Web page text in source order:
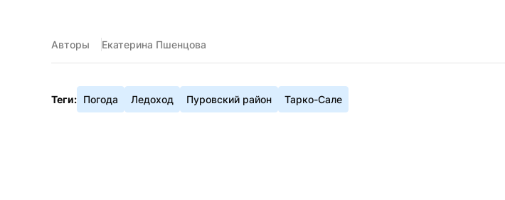
Авторы Екатерина Пшенцова
Теги: Погода Ледоход Пуровский район Тарко-Сале